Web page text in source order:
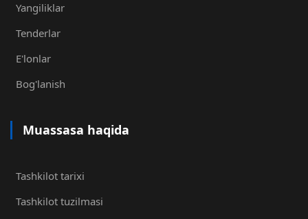
Yangiliklar
Tenderlar
E'lonlar
Bog'lanish
Muassasa haqida
Tashkilot tarixi
Tashkilot tuzilmasi